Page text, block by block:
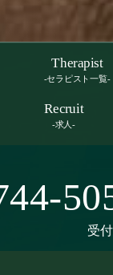
Therapist
-セラピスト一覧-
Recruit
-求人-
受